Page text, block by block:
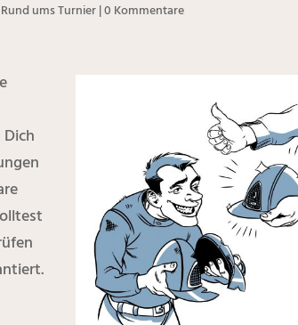
Rund ums Turnier|0 Kommentare